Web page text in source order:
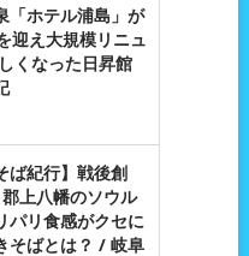
「ホテル浦島」が
迎え大規模リニュ
くなった日昇館
ば紀行】戦後創
上八幡のソウル
パリ食感がクセに
そばとは？ / 岐阜